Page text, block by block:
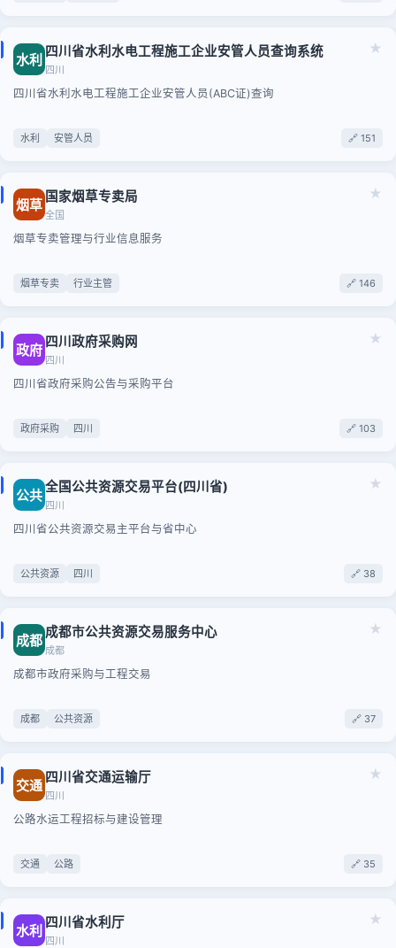
★
水利 四川省水利水电工程施工企业安管人员查询系统
四川
四川省水利水电工程施工企业安管人员(ABC证)查询
水利 安管人员 🔗 151
★
烟草 国家烟草专卖局
全国
烟草专卖管理与行业信息服务
烟草专卖 行业主管 🔗 146
★
政府 四川政府采购网
四川
四川省政府采购公告与采购平台
政府采购 四川 🔗 103
★
公共全国公共资源交易平台(四川省)
四川
四川省公共资源交易主平台与省中心
公共资源 四川 🔗 38
★
成都 成都市公共资源交易服务中心
成都
成都市政府采购与工程交易
成都 公共资源 🔗 37
★
交通 四川省交通运输厅
四川
公路水运工程招标与建设管理
交通 公路 🔗 35
★
水利 四川省水利厅
四川